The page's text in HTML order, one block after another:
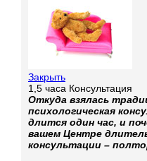
Закрыть
1,5 часа Консультация
Откуда взялась
психологическая
длится один час, и
вашем Центре
консультации –